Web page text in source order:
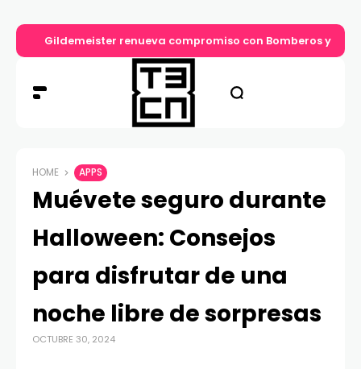
Gildemeister renueva compromiso con Bomberos y
HOME APPS
Muévete seguro durante
Halloween: Consejos
para disfrutar de una
noche libre de sorpresas
OCTUBRE 30, 2024